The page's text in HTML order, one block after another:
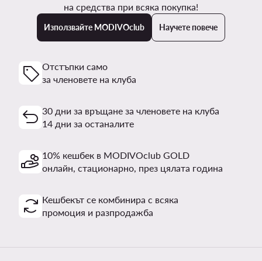
на средства при всяка покупка!
Използвайте MODIVOclub Научете повече
Отстъпки само
за членовете на клуба
30 дни за връщане за членовете на клуба
14 дни за останалите
10% кешбек в MODIVOclub GOLD
онлайн, стационарно, през цялата година
Кешбекът се комбинира с всяка
промоция и разпродажба